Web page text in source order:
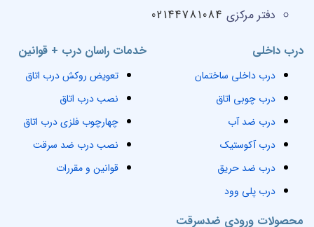
خدمات راسان درب + قوانین
تعویض روکش درب اتاق
نصب درب اتاق
چهارچوب فلزی درب اتاق
نصب درب ضد سرقت
قوانین و مقررات
محصولات ورودی ضدسرقت
درب داخلی
درب داخلی ساختمان
درب چوبی اتاق
درب ضد آب
درب آکوستیک
درب ضد حریق
درب پلی وود
دفتر مرکزی 02144781084